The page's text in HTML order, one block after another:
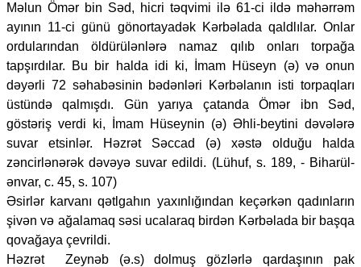
Məlun Ömər bin Səd, hicri təqvimi ilə 61-ci ildə məhərrəm
ayının 11-ci günü gönortayadək Kərbəlada qaldlılar. Onlar
ordularından öldürülənlərə namaz qılıb onları torpağa
tapşırdılar. Bu bir halda idi ki, İmam Hüseyn (ə) və onun
dəyərli 72 səhabəsinin bədənləri Kərbəlanın isti torpaqları
üstündə qalmışdı. Gün yarıya çatanda Ömər ibn Səd,
göstəriş verdi ki, İmam Hüseynin (ə) Əhli-beytini dəvələrə
suvar etsinlər. Həzrət Səccad (ə) xəstə olduğu halda
zəncirlənərək dəvəyə suvar edildi. (Lühuf, s. 189, - Biharül-
ənvar, c. 45, s. 107)
Əsirlər karvanı qətlgahın yaxınlığından keçərkən qadınların
şivən və ağalamaq səsi ucalaraq birdən Kərbəlada bir başqa
qovağaya çevrildi.
Həzrət Zeynəb (ə.s) dolmuş gözlərlə qardaşının pak